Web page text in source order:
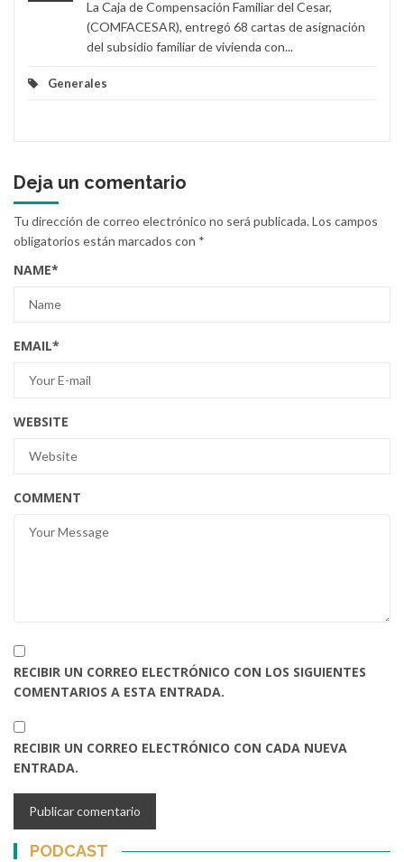
La Caja de Compensación Familiar del Cesar,
(COMFACESAR), entregó 68 cartas de asignación
del subsidio familiar de vivienda con...
Generales
Deja un comentario
Tu dirección de correo electrónico no será publicada.Los campos
obligatorios están marcados con *
NAME*
EMAIL*
WEBSITE
COMMENT
RECIBIR UN CORREO ELECTRÓNICO CON LOS SIGUIENTES
COMENTARIOS A ESTA ENTRADA.
RECIBIR UN CORREO ELECTRÓNICO CON CADA NUEVA
ENTRADA.
PODCAST